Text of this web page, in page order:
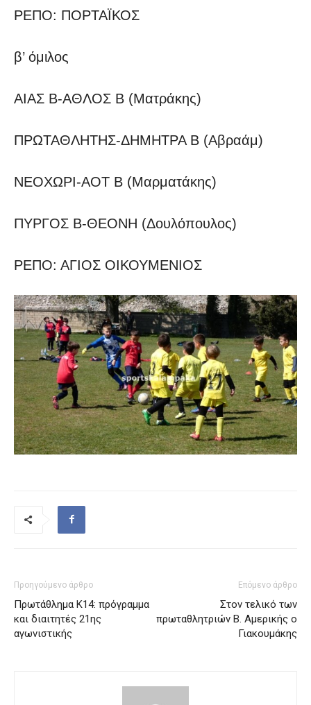
ΡΕΠΟ: ΠΟΡΤΑΪΚΟΣ
β’ όμιλος
ΑΙΑΣ Β-ΑΘΛΟΣ Β (Ματράκης)
ΠΡΩΤΑΘΛΗΤΗΣ-ΔΗΜΗΤΡΑ Β (Αβραάμ)
ΝΕΟΧΩΡΙ-ΑΟΤ Β (Μαρματάκης)
ΠΥΡΓΟΣ Β-ΘΕΟΝΗ (Δουλόπουλος)
ΡΕΠΟ: ΑΓΙΟΣ ΟΙΚΟΥΜΕΝΙΟΣ
Προηγούμενο άρθρο
Πρωτάθλημα Κ14: πρόγραμμα
και διαιτητές 21ης
αγωνιστικής
Επόμενο άρθρο
Στον τελικό των
πρωταθλητριών Β. Αμερικής ο
Γιακουμάκης